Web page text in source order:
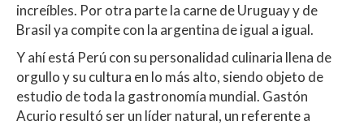
increíbles. Por otra parte la carne de Uruguay y de
Brasil ya compite con la argentina de igual a igual.
Y ahí está Perú con su personalidad culinaria llena de
orgullo y su cultura en lo más alto, siendo objeto de
estudio de toda la gastronomía mundial. Gastón
Acurio resultó ser un líder natural, un referente a